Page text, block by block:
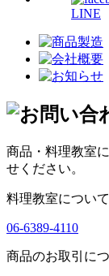
LINE
商品・料理教室
せください。
料理教室について
06-6389-4110
商品のお取引に